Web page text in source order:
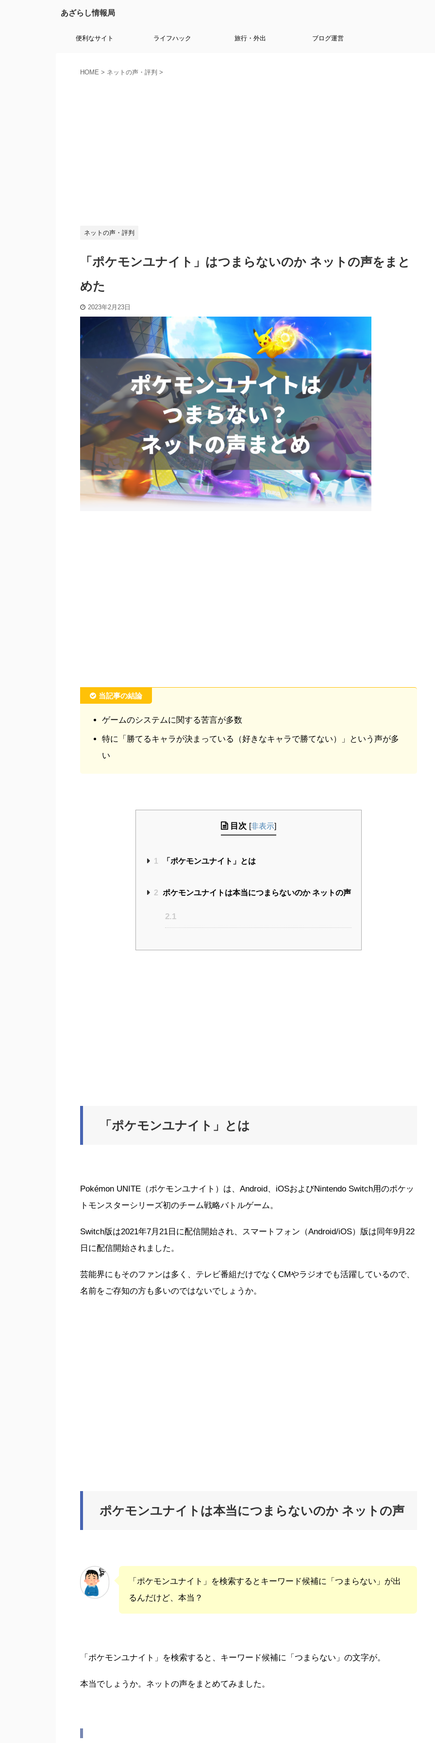
あざらし情報局
便利なサイト ライフハック 旅行・外出 ブログ運営
HOME > ネットの声・評判 >
ネットの声・評判
「ポケモンユナイト」はつまらないのか ネットの声をまと
めた
2023年2月23日
当記事の結論
ゲームのシステムに関する苦言が多数
特に「勝てるキャラが決まっている（好きなキャラで勝てない）」という声が多
い
目次 [非表示]
1 「ポケモンユナイト」とは
2 ポケモンユナイトは本当につまらないのか ネットの声
2.1
「ポケモンユナイト」とは
Pokémon UNITE（ポケモンユナイト）は、Android、iOSおよびNintendo Switch用のポケッ
トモンスターシリーズ初のチーム戦略バトルゲーム。
Switch版は2021年7月21日に配信開始され、スマートフォン（Android/iOS）版は同年9月22
日に配信開始されました。
芸能界にもそのファンは多く、テレビ番組だけでなくCMやラジオでも活躍しているので、
名前をご存知の方も多いのではないでしょうか。
ポケモンユナイトは本当につまらないのか ネットの声
「ポケモンユナイト」を検索するとキーワード候補に「つまらない」が出
るんだけど、本当？
「ポケモンユナイト」を検索すると、キーワード候補に「つまらない」の文字が。
本当でしょうか。ネットの声をまとめてみました。